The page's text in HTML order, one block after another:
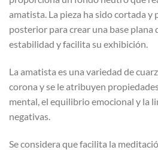
amatista. La pieza ha sido cortada y
posterior para crear una base plana
estabilidad y facilita su exhibición.
La amatista es una variedad de
corona y se le atribuyen
mental, el equilibrio emocional y la
negativas.
Se considera que facilita la